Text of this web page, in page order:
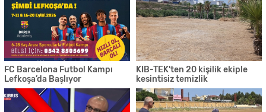
FC Barcelona Futbol Kampı
Lefkoşa’da Başlıyor
KIB-TEK'ten 20 kişilik ekiple
kesintisiz temizlik